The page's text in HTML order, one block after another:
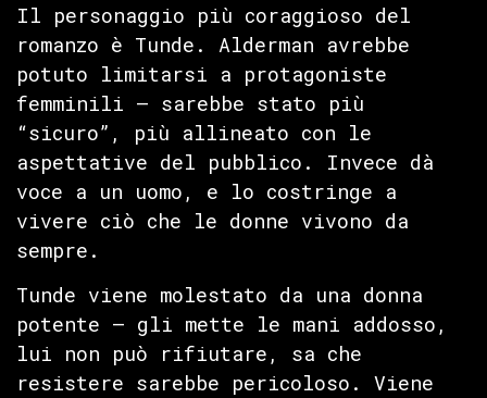
Il personaggio più coraggioso del
romanzo è Tunde. Alderman avrebbe
potuto limitarsi a protagoniste
femminili — sarebbe stato più
“sicuro”, più allineato con le
aspettative del pubblico. Invece dà
voce a un uomo, e lo costringe a
vivere ciò che le donne vivono da
sempre.
Tunde viene molestato da una donna
potente — gli mette le mani addosso,
lui non può rifiutare, sa che
resistere sarebbe pericoloso. Viene